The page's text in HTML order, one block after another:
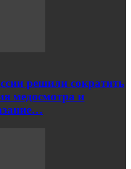
решили сократить
медосмотра и